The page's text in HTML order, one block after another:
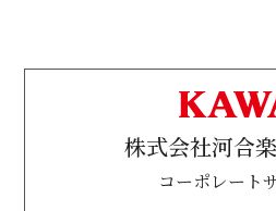
株式会社河合
コーポレート